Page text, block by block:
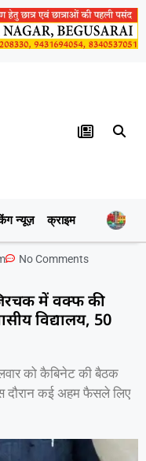
न्यूज़ क्राइम
No Comments
में वक्फ की
विद्यालय, 50
को कैबिनेट की बैठक
दौरान कई अहम फैसले लिए